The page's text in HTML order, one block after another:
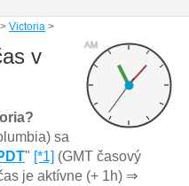
Victoria>
AM
v
sa
" [*1] (GMT časový
je aktívne (+ 1h) ⇒